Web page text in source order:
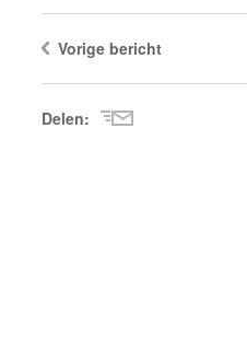
Vorige bericht
Delen: